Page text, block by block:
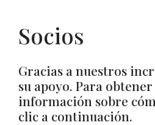
Socios
Gracias a nuestros
su apoyo. Para
información sobre
clic a continuación.